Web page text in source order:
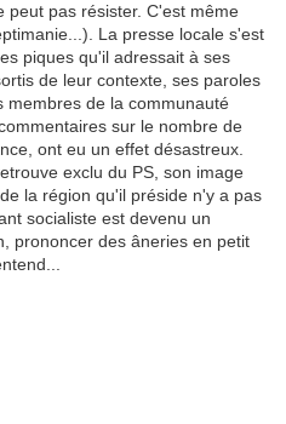
peut pas résister. C'est même
La presse locale s'est
piques qu'il adressait à ses
de leur contexte, ses paroles
membres de la communauté
sur le nombre de
ont eu un effet désastreux.
exclu du PS, son image
la région qu'il préside n'y a pas
socialiste est devenu un
prononcer des âneries en petit